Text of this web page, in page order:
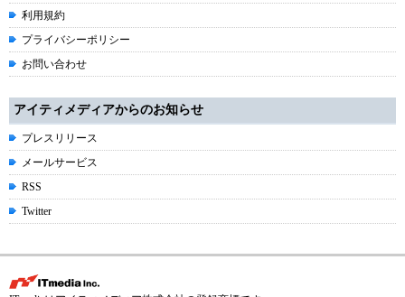
利用規約
プライバシーポリシー
お問い合わせ
アイティメディアからのお知らせ
プレスリリース
メールサービス
RSS
Twitter